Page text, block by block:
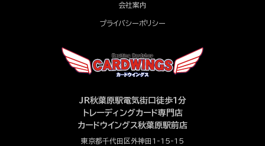
会社案内
プライバシーポリシー
JR秋葉原駅電気街口徒歩1分
トレーディングカード専門店
カードウイングス秋葉原駅前店
東京都千代田区外神田1-15-15